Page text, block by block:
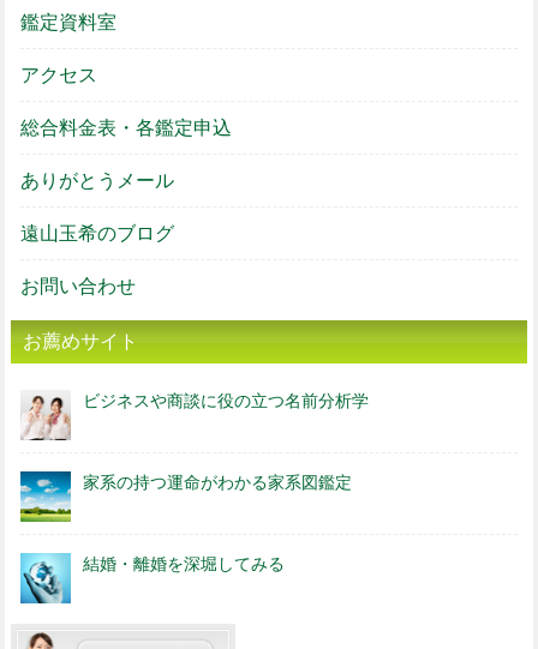
鑑定資料室
アクセス
総合料金表・各鑑定申込
ありがとうメール
遠山玉希のブログ
お問い合わせ
お薦めサイト
ビジネスや商談に役の立つ名前分析学
家系の持つ運命がわかる家系図鑑定
結婚・離婚を深堀してみる